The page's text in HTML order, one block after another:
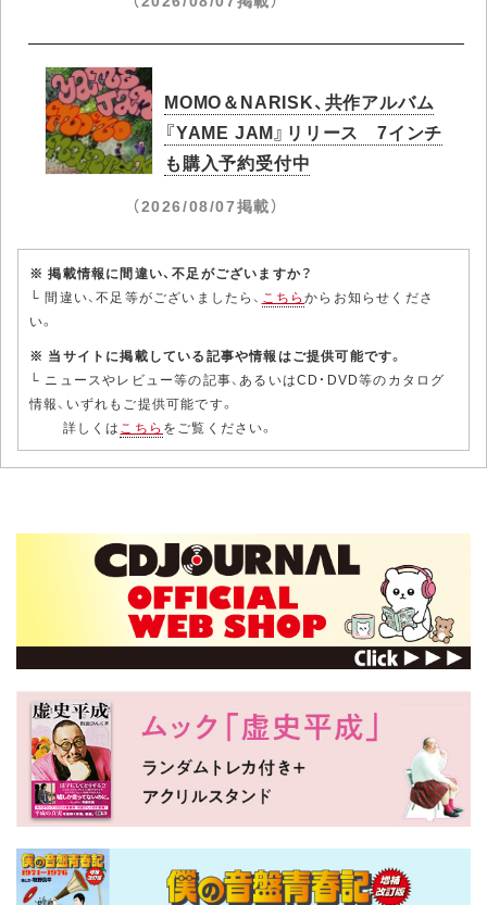
MOMO＆NARISK、共作アルバム
『YAME JAM』リリース 7インチ
も購入予約受付中
（2026/08/07掲載）
※ 掲載情報に間違い、不足がございますか？
└ 間違い、不足等がございましたら、 こちらからお知らせくださ
い。
※ 当サイトに掲載している記事や情報はご提供可能です。
└ ニュースやレビュー等の記事、あるいはCD・DVD等のカタログ
情報、いずれもご提供可能です。
詳しくはこちら をご覧ください。